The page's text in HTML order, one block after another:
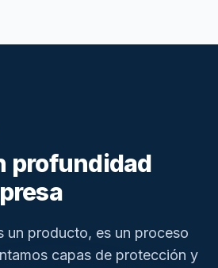
profundidad
un producto, es un proceso
capas de protección y